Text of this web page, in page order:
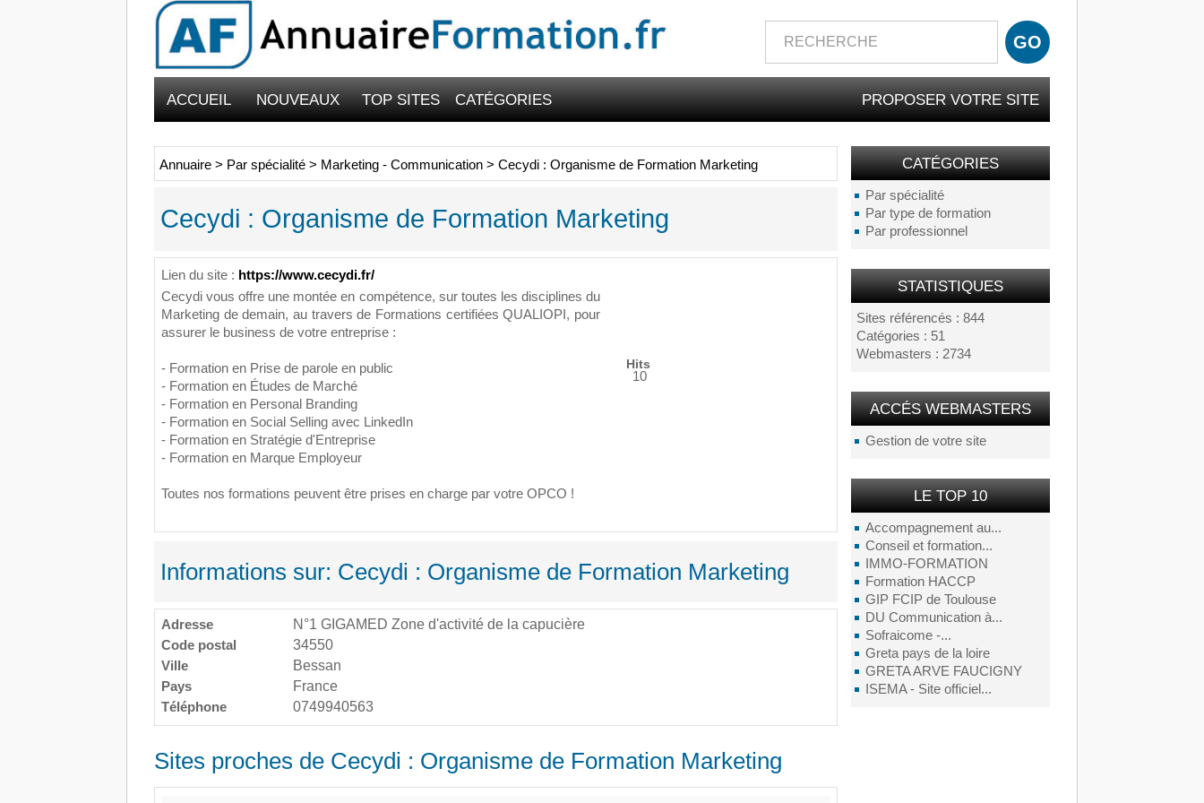
ACCUEIL NOUVEAUX TOP SITES CATÉGORIES PROPOSER VOTRE SITE
CATÉGORIES
Par spécialité
Par type de formation
Par professionnel
STATISTIQUES
Sites référencés : 844
Catégories : 51
Webmasters : 2734
ACCÉS WEBMASTERS
Gestion de votre site
LE TOP 10
Accompagnement au...
Conseil et formation...
IMMO-FORMATION
Formation HACCP
GIP FCIP de Toulouse
DU Communication à...
Sofraicome -...
Greta pays de la loire
GRETA ARVE FAUCIGNY
ISEMA - Site officiel...
Annuaire > Par spécialité > Marketing - Communication > Cecydi : Organisme de Formation Marketing
Cecydi : Organisme de Formation Marketing
Lien du site : https://www.cecydi.fr/
Cecydi vous offre une montée en compétence, sur toutes les disciplines du
Marketing de demain, au travers de Formations certifiées QUALIOPI, pour
assurer le business de votre entreprise :
- Formation en Prise de parole en public
- Formation en Études de Marché
- Formation en Personal Branding
- Formation en Social Selling avec LinkedIn
- Formation en Stratégie d'Entreprise
- Formation en Marque Employeur
Toutes nos formations peuvent être prises en charge par votre OPCO !
Hits
10
Informations sur: Cecydi : Organisme de Formation Marketing
Adresse
N°1 GIGAMED Zone d'activité de la capucière
Code postal
34550
Ville
Bessan
Pays
France
Téléphone
0749940563
Sites proches de Cecydi : Organisme de Formation Marketing